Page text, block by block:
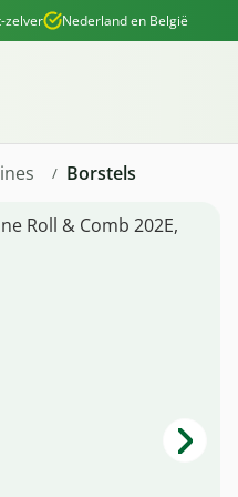
zelver Nederland en België
Borstels